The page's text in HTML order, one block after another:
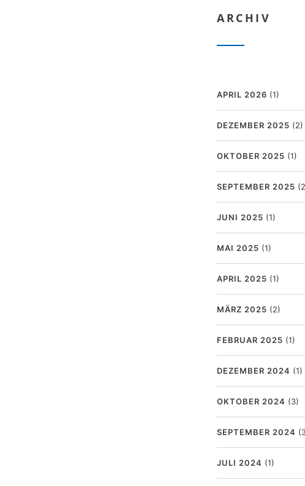
ARCHIV
APRIL 2026 (1)
DEZEMBER 2025 (2)
OKTOBER 2025 (1)
SEPTEMBER 2025
JUNI 2025 (1)
MAI 2025 (1)
APRIL 2025 (1)
MÄRZ 2025 (2)
FEBRUAR 2025 (1)
DEZEMBER 2024 (1)
OKTOBER 2024 (3)
SEPTEMBER 2024
JULI 2024 (1)